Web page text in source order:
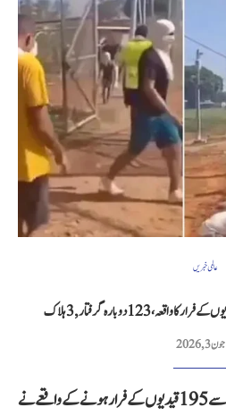
عالمی خبریں
جون 3, 2026
وسطی امریکی ملک پاناما میں ایک جیل سے 195 قیدیوں کے فرار ہونے کے واقعے نے